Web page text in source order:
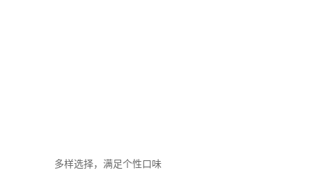
多样选择，满足个性口味